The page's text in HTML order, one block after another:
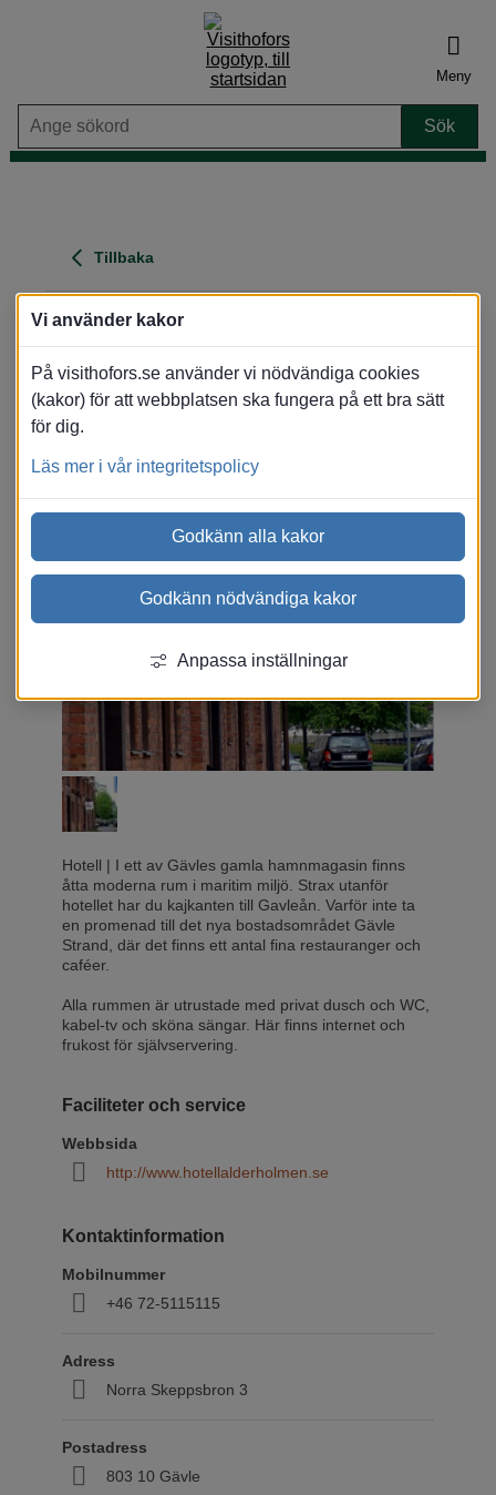
Meny
Tillbaka
Hotell Alderholmen
Område: Gävle stad
Visa karta
Hotell | I ett av Gävles gamla hamnmagasin finns
åtta moderna rum i maritim miljö. Strax utanför
hotellet har du kajkanten till Gavleån. Varför inte ta
en promenad till det nya bostadsområdet Gävle
Strand, där det finns ett antal fina restauranger och
caféer.
Alla rummen är utrustade med privat dusch och WC,
kabel-tv och sköna sängar. Här finns internet och
frukost för självservering.
Faciliteter och service
Webbsida
http://www.hotellalderholmen.se
Kontaktinformation
Mobilnummer
+46 72-5115115
Adress
Norra Skeppsbron 3
Postadress
803 10 Gävle
Vi använder kakor
På visithofors.se använder vi nödvändiga cookies
(kakor) för att webbplatsen ska fungera på ett bra sätt
för dig.
Läs mer i vår integritetspolicy
Godkänn alla kakor
Godkänn nödvändiga kakor
Anpassa inställningar